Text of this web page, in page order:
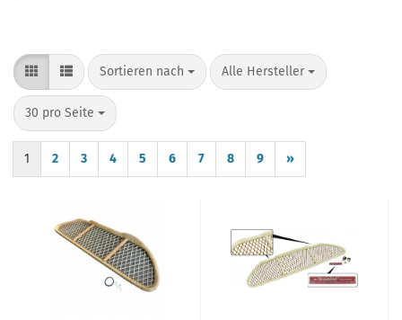
Sortieren nach
Sortieren nach Alle Hersteller
pro Seite
30 pro Seite
pro Seite
1 2 3 4 5 6 7 8 9 »